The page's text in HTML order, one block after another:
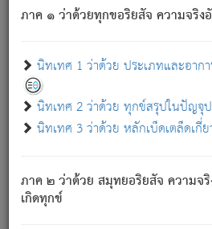
ภาค ๑ ว่าด้วยทุกขอริยสัจ ความจริง
นิทเทศ 1 ว่าด้วย ประเภทและอาก
นิทเทศ 2 ว่าด้วย ทุกข์สรุปในปัญจุ
นิทเทศ 3 ว่าด้วย หลักเบ็ดเตล็ดเกี่
ภาค ๒ ว่าด้วย สมุทยอริยสัจ ความจริ
เกิดทุกข์
ภพ ว่ามีได้เพราะวิภพ[2]: เรากล่าวว่
ปวงนั้น ก็ยังสลัดภพออกไปไม่ได้.
ก็ทุกข์นี้มีขึ้น เพราะอาศัยซึ่งอุปธิทั้ง
เพราะความสิ้นไปแห่งอุปาทานทั้ง
ทุกข์จึงไม่มี.
ท่านจงดูโลกนี้เถิด (จะเห็นว่า) สัต
แน่นบังหนาแล้ว; และว่า สัตว์ผู้ยินดีใ
อันเป็นไปในที่หรือเวลาทั้งปวง[3]เพื่อ
ประการทั้งปวง; ภพทั้งหลายทั้งหมด
ความแปรปรวนเป็นธรรมดา.